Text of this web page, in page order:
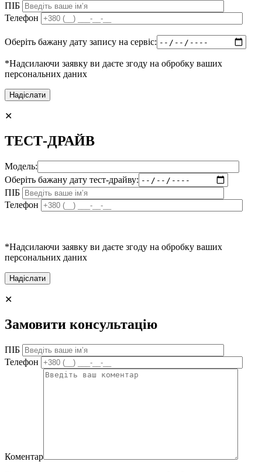
ПІБ
Телефон
Оберіть бажану дату запису на сервіс:
*Надсилаючи заявку ви даєте згоду на обробку ваших
персональних даних
✕
ТЕСТ-ДРАЙВ
Модель:
Оберіть бажану дату тест-драйву:
ПІБ
Телефон
*Надсилаючи заявку ви даєте згоду на обробку ваших
персональних даних
✕
Замовити консультацію
ПІБ
Телефон
Коментар